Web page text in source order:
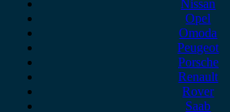
Nissan
Opel
Omoda
Peugeot
Porsche
Renault
Rover
Saab